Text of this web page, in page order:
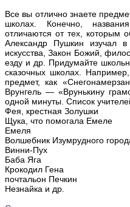
Все вы отлично знаете
школах. Конечно,
отличаются от тех, которым
Александр Пушкин изучал
искусства, Закон Божий,
езду и др. Придумайте
сказочных школах.
предмет, как
Врунгель — «Врунькину
одной минуты. Список
Фея, крестная Золушки
Щука, что помогала Емеле
Емеля
Волшебник Изумрудного
Винни-Пух
Баба Яга
Крокодил Гена
почтальон Печкин
Незнайка и др.